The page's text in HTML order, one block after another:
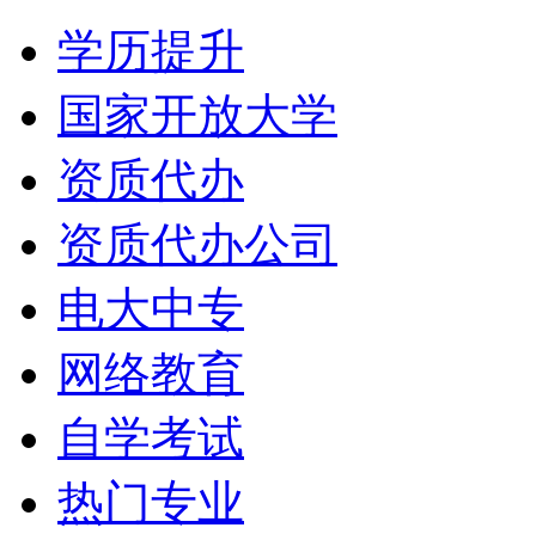
学历提升
国家开放大学
资质代办
资质代办公司
电大中专
网络教育
自学考试
热门专业